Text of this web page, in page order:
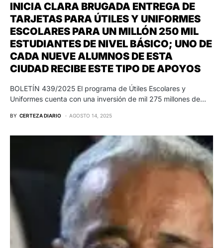
INICIA CLARA BRUGADA ENTREGA DE
TARJETAS PARA ÚTILES Y UNIFORMES
ESCOLARES PARA UN MILLÓN 250 MIL
ESTUDIANTES DE NIVEL BÁSICO; UNO DE
CADA NUEVE ALUMNOS DE ESTA
CIUDAD RECIBE ESTE TIPO DE APOYOS
BOLETÍN 439/2025 El programa de Útiles Escolares y
Uniformes cuenta con una inversión de mil 275 millones de…
BY CERTEZA DIARIO AGOSTO 14, 2025